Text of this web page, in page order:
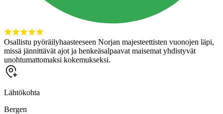
Osallistu pyöräilyhaasteeseen Norjan majesteettisten vuonojen läpi,
missä jännittävät ajot ja henkeäsalpaavat maisemat yhdistyvät
unohtumattomaksi kokemukseksi.
Lähtökohta
Bergen